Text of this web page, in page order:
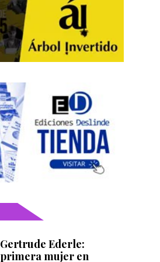
Gertrude Ederle:
primera mujer en